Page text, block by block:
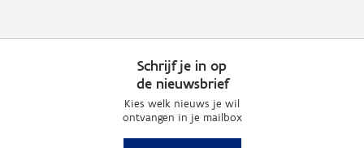
Schrijf je in op
de nieuwsbrief
Kies welk nieuws je wil
ontvangen in je mailbox